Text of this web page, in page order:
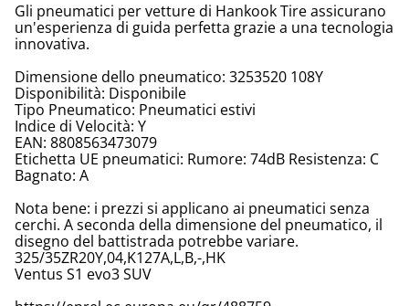
Gli pneumatici per vetture di Hankook Tire assicurano
un'esperienza di guida perfetta grazie a una tecnologia
innovativa.
Dimensione dello pneumatico: 3253520 108Y
Disponibilità: Disponibile
Tipo Pneumatico: Pneumatici estivi
Indice di Velocità: Y
EAN: 8808563473079
Etichetta UE pneumatici: Rumore: 74dB Resistenza: C
Bagnato: A
Nota bene: i prezzi si applicano ai pneumatici senza
cerchi. A seconda della dimensione del pneumatico, il
disegno del battistrada potrebbe variare.
325/35ZR20Y,04,K127A,L,B,-,HK
Ventus S1 evo3 SUV